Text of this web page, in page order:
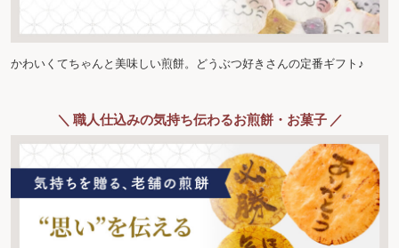
かわいくてちゃんと美味しい煎餅。どうぶつ好きさんの定番ギフト♪
＼ 職人仕込みの気持ち伝わるお煎餅・お菓子 ／